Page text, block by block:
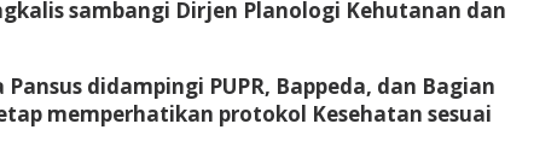
sambangi Dirjen Planologi Kehutanan dan
didampingi PUPR, Bappeda, dan Bagian
memperhatikan protokol Kesehatan sesuai